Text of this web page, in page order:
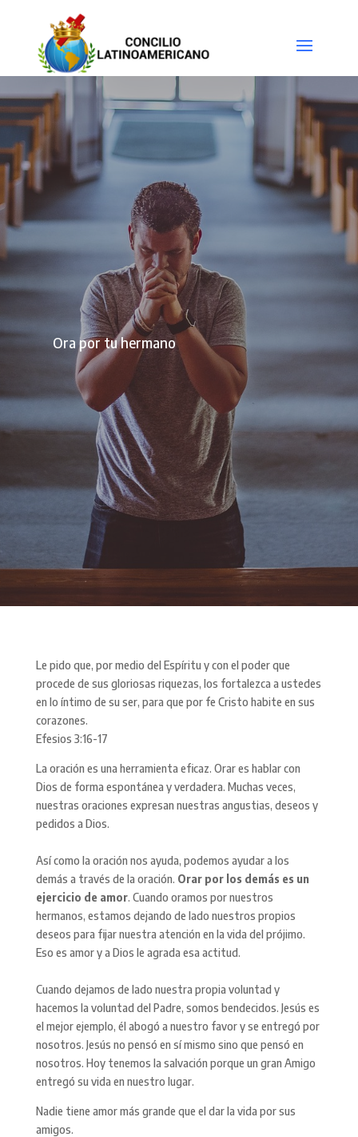
Ora por tu hermano
Le pido que, por medio del Espíritu y con el poder que
procede de sus gloriosas riquezas, los fortalezca a ustedes
en lo íntimo de su ser, para que por fe Cristo habite en sus
corazones.
Efesios 3:16-17
La oración es una herramienta eficaz. Orar es hablar con
Dios de forma espontánea y verdadera. Muchas veces,
nuestras oraciones expresan nuestras angustias, deseos y
pedidos a Dios.
Así como la oración nos ayuda, podemos ayudar a los
demás a través de la oración. Orar por los demás es un
ejercicio de amor. Cuando oramos por nuestros
hermanos, estamos dejando de lado nuestros propios
deseos para fijar nuestra atención en la vida del prójimo.
Eso es amor y a Dios le agrada esa actitud.
Cuando dejamos de lado nuestra propia voluntad y
hacemos la voluntad del Padre, somos bendecidos. Jesús es
el mejor ejemplo, él abogó a nuestro favor y se entregó por
nosotros. Jesús no pensó en sí mismo sino que pensó en
nosotros. Hoy tenemos la salvación porque un gran Amigo
entregó su vida en nuestro lugar.
Nadie tiene amor más grande que el dar la vida por sus
amigos.